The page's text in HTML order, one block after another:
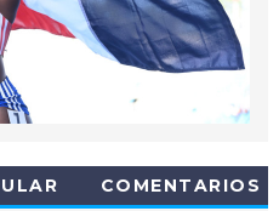
COMENTARIOS